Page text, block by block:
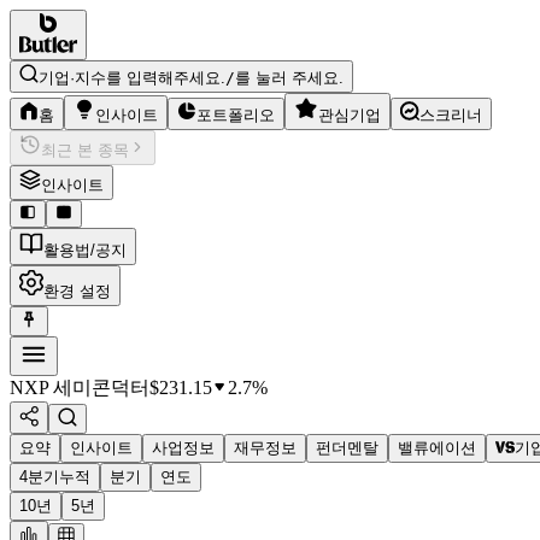
기업·지수를 입력해주세요./를 눌러 주세요.
홈 인사이트 포트폴리오 관심기업
스크리너
최근 본 종목
인사이트
활용법/공지
환경 설정
NXP 세미콘덕터$231.15 2.7%
요약 인사이트 사업정보 재무정보 펀더멘탈 밸류에이션
기
4분기누적
분기
연도
10년
5년